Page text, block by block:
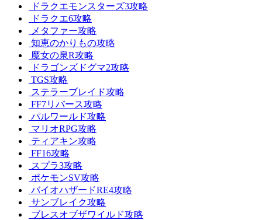
ドラクエモンスターズ3攻略
ドラクエ6攻略
メタファー攻略
知恵のかりもの攻略
魔女の泉R攻略
ドラゴンズドグマ2攻略
TGS攻略
ステラーブレイド攻略
FF7リバース攻略
パルワールド攻略
マリオRPG攻略
ティアキン攻略
FF16攻略
スプラ3攻略
ポケモンSV攻略
バイオハザードRE4攻略
サンブレイク攻略
ブレスオブザワイルド攻略